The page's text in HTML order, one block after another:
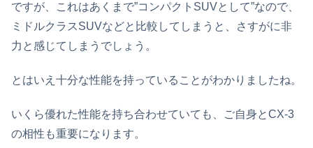
ですが、これはあくまで”コンパクトSUVとして”なので、
ミドルクラスSUVなどと比較してしまうと、さすがに非
力と感じてしまうでしょう。
とはいえ十分な性能を持っていることがわかりましたね。
いくら優れた性能を持ち合わせていても、ご自身とCX-3
の相性も重要になります。